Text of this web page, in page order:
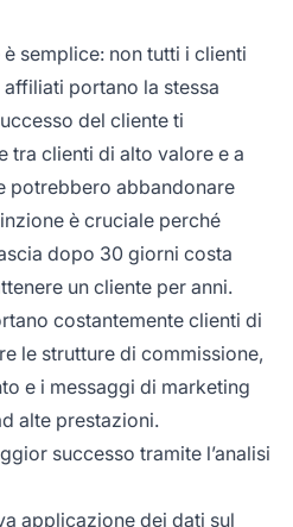
semplice: non tutti i clienti
portano la stessa
del cliente ti
tra clienti di alto valore e a
potrebbero abbandonare
è cruciale perché
dopo 30 giorni costa
un cliente per anni.
costantemente clienti di
le strutture di commissione,
e i messaggi di marketing
alte prestazioni.
successo tramite l’analisi
applicazione dei dati sul